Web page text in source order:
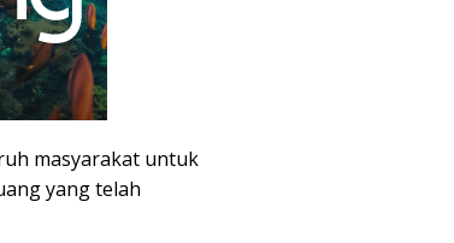
masyarakat untuk
yang telah